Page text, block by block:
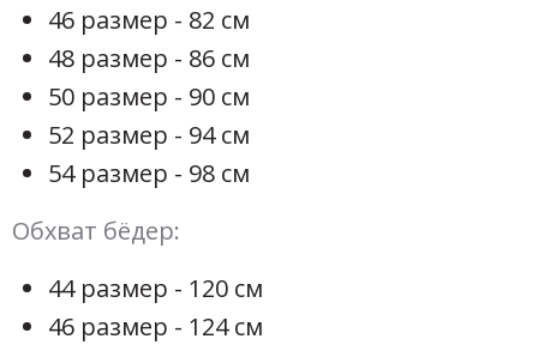
46 размер - 82 см
48 размер - 86 см
50 размер - 90 см
52 размер - 94 см
54 размер - 98 см
Обхват бёдер:
44 размер - 120 см
46 размер - 124 см